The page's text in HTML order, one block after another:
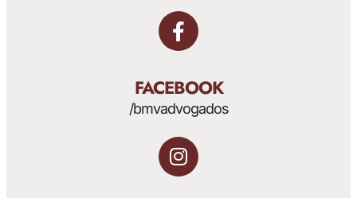
FACEBOOK
/bmvadvogados